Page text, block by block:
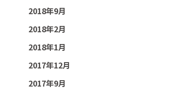
2018年9月
2018年2月
2018年1月
2017年12月
2017年9月